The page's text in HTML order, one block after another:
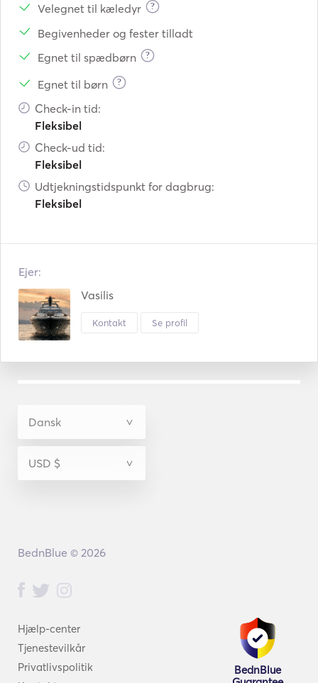
Velegnet til kæledyr
?
Begivenheder og fester tilladt
Egnet til spædbørn
?
Egnet til børn ?
Check-in tid:
Fleksibel
Check-ud tid:
Fleksibel
Udtjekningstidspunkt for dagbrug:
Fleksibel
Ejer:
Vasilis
Kontakt Se profil
Hjælp-center
Tjenestevilkår
Privatlivspolitik
BednBlue
BednBlue © 2026